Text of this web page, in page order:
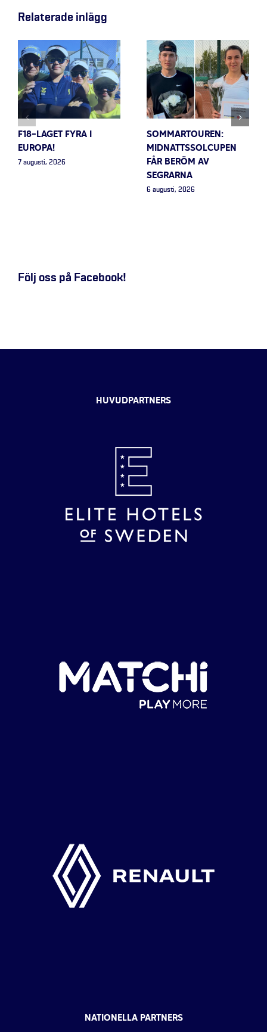
Relaterade inlägg
F18-LAGET FYRA I
EUROPA!
7 augusti, 2026
SOMMARTOUREN:
MIDNATTSSOLCUPEN
FÅR BERÖM AV
SEGRARNA
6 augusti, 2026
Följ oss på Facebook!
HUVUDPARTNERS
NATIONELLA PARTNERS